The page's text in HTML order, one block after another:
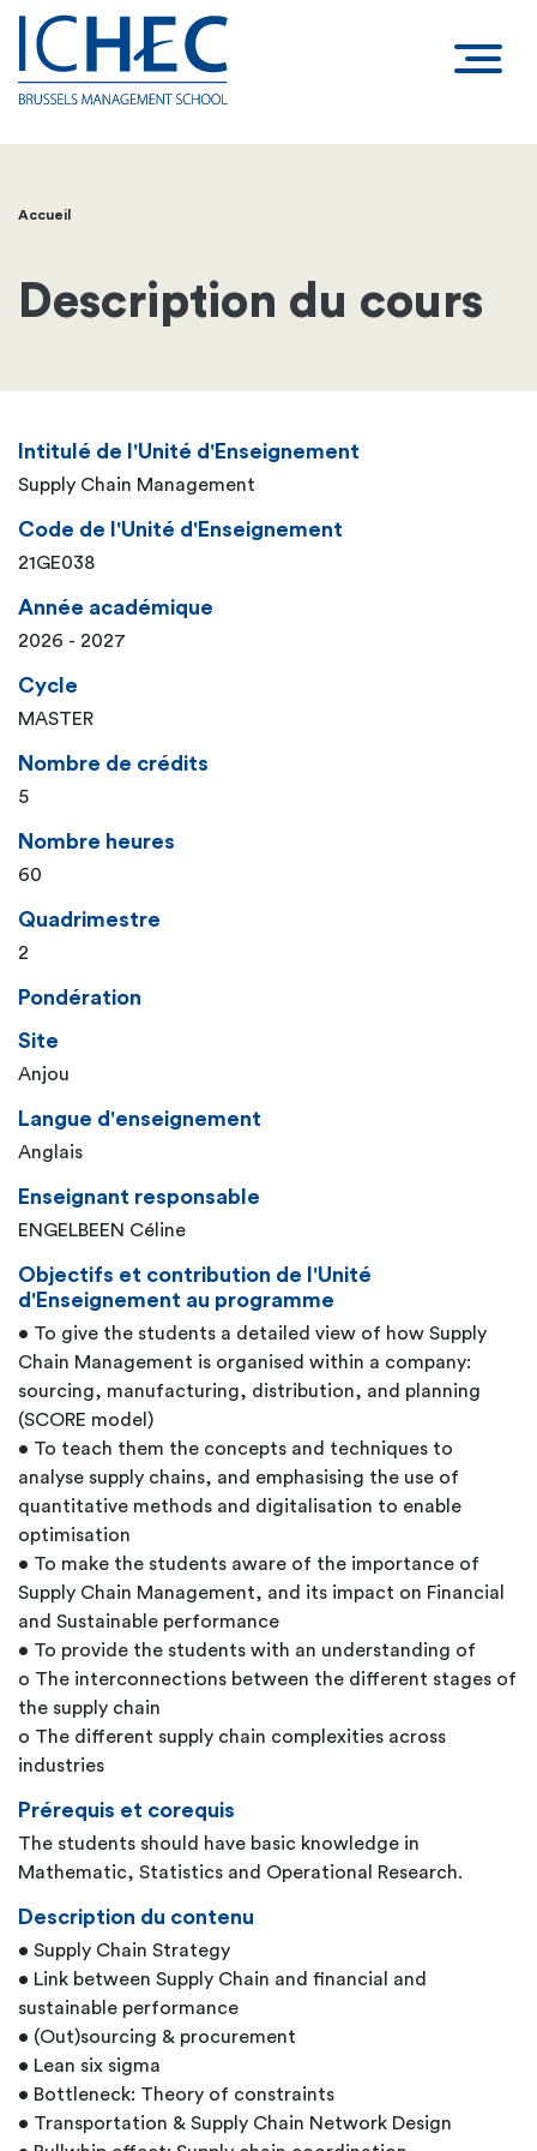
Fil
d'Ariane
Accueil
Description du cours
Intitulé de l'Unité d'Enseignement
Supply Chain Management
Code de l'Unité d'Enseignement
21GE038
Année académique
2026 - 2027
Cycle
MASTER
Nombre de crédits
5
Nombre heures
60
Quadrimestre
2
Pondération
Site
Anjou
Langue d'enseignement
Anglais
Enseignant responsable
ENGELBEEN Céline
Objectifs et contribution de l'Unité
d'Enseignement au programme
• To give the students a detailed view of how Supply
Chain Management is organised within a company:
sourcing, manufacturing, distribution, and planning
(SCORE model)
• To teach them the concepts and techniques to
analyse supply chains, and emphasising the use of
quantitative methods and digitalisation to enable
optimisation
• To make the students aware of the importance of
Supply Chain Management, and its impact on Financial
and Sustainable performance
• To provide the students with an understanding of
o The interconnections between the different stages of
the supply chain
o The different supply chain complexities across
industries
Prérequis et corequis
The students should have basic knowledge in
Mathematic, Statistics and Operational Research.
Description du contenu
• Supply Chain Strategy
• Link between Supply Chain and financial and
sustainable performance
• (Out)sourcing & procurement
• Lean six sigma
• Bottleneck: Theory of constraints
• Transportation & Supply Chain Network Design